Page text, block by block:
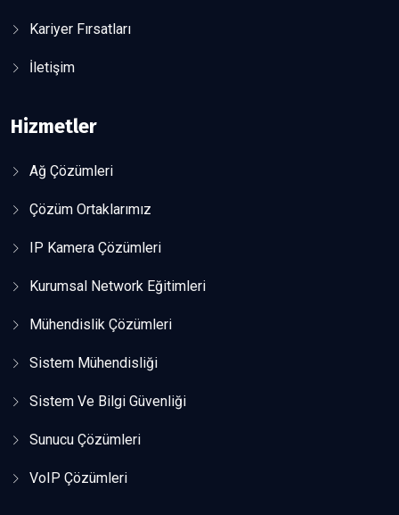
Kariyer Fırsatları
İletişim
Hizmetler
Ağ Çözümleri
Çözüm Ortaklarımız
IP Kamera Çözümleri
Kurumsal Network Eğitimleri
Mühendislik Çözümleri
Sistem Mühendisliği
Sistem Ve Bilgi Güvenliği
Sunucu Çözümleri
VoIP Çözümleri